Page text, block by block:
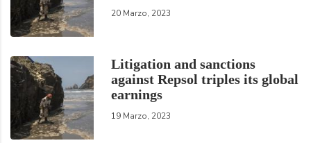
20 Marzo, 2023
Litigation and sanctions
against Repsol triples its global
earnings
19 Marzo, 2023